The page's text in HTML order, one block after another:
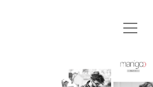
MANIGOO
MANIGOO
Menü
öffnen
Manigoo